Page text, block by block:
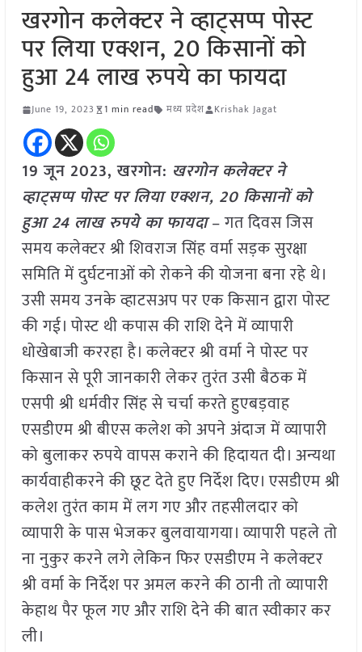
खरगोन कलेक्टर ने व्हाट्सप्प पोस्ट
पर लिया एक्शन, 20 किसानों को
हुआ 24 लाख रुपये का फायदा
June 19, 2023 1 min read मध्य प्रदेश Krishak Jagat
19 जून 2023, खरगोन: खरगोन कलेक्टर ने
व्हाट्सप्प पोस्ट पर लिया एक्शन, 20 किसानों को
हुआ 24 लाख रुपये का फायदा– गत दिवस जिस
समय कलेक्टर श्री शिवराज सिंह वर्मा सड़क सुरक्षा
समिति में दुर्घटनाओं को रोकने की योजना बना रहे थे।
उसी समय उनके व्हाटसअप पर एक किसान द्वारा पोस्ट
की गई। पोस्ट थी कपास की राशि देने में व्यापारी
धोखेबाजी कररहा है। कलेक्टर श्री वर्मा ने पोस्ट पर
किसान से पूरी जानकारी लेकर तुरंत उसी बैठक में
एसपी श्री धर्मवीर सिंह से चर्चा करते हुएबड़वाह
एसडीएम श्री बीएस कलेश को अपने अंदाज में व्यापारी
को बुलाकर रुपये वापस कराने की हिदायत दी। अन्यथा
कार्यवाहीकरने की छूट देते हुए निर्देश दिए। एसडीएम श्री
कलेश तुरंत काम में लग गए और तहसीलदार को
व्यापारी के पास भेजकर बुलवायागया। व्यापारी पहले तो
ना नुकुर करने लगे लेकिन फिर एसडीएम ने कलेक्टर
श्री वर्मा के निर्देश पर अमल करने की ठानी तो व्यापारी
केहाथ पैर फूल गए और राशि देने की बात स्वीकार कर
ली।